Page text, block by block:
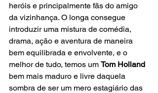
heróis e principalmente fãs do amigo
da vizinhança. O longa consegue
introduzir uma mistura de comédia,
drama, ação e aventura de maneira
bem equilibrada e envolvente, e o
melhor de tudo, temos um Tom Holland
bem mais maduro e livre daquela
sombra de ser um mero estagiário das